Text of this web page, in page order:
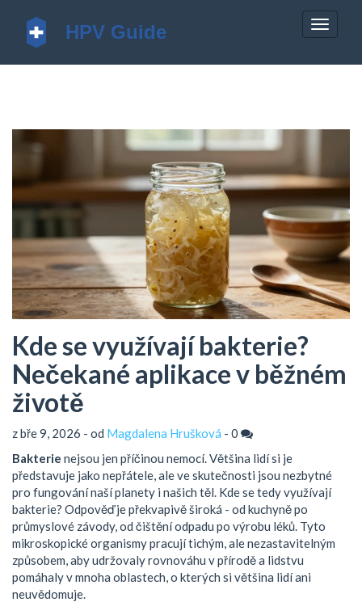
Kde se využívají bakterie?
Nečekané aplikace v běžném
životě
z bře 9, 2026 - od Magdalena Hrušková - 0
Bakterie nejsou jen příčinou nemocí. Většina lidí si je
představuje jako nepřátele, ale ve skutečnosti jsou nezbytné
pro fungování naší planety i našich těl. Kde se tedy využívají
bakterie? Odpověď je překvapivě široká - od kuchyně po
průmyslové závody, od čištění odpadu po výrobu léků. Tyto
mikroskopické organismy pracují tichým, ale nezastavitelným
způsobem, aby udržovaly rovnováhu v přírodě a lidstvu
pomáhaly v mnoha oblastech, o kterých si většina lidí ani
neuvědomuje.